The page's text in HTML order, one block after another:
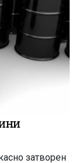
затворен